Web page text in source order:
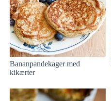
Bananpandekager med
kikærter